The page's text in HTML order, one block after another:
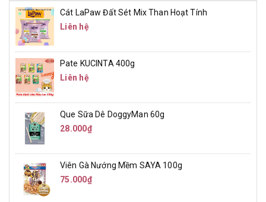
Cát LaPaw Đất Sét Mix Than Hoạt Tính
Liên hệ
Pate KUCINTA 400g
Liên hệ
Que Sữa Dê DoggyMan 60g
28.000₫
Viên Gà Nướng Mềm SAYA 100g
75.000₫